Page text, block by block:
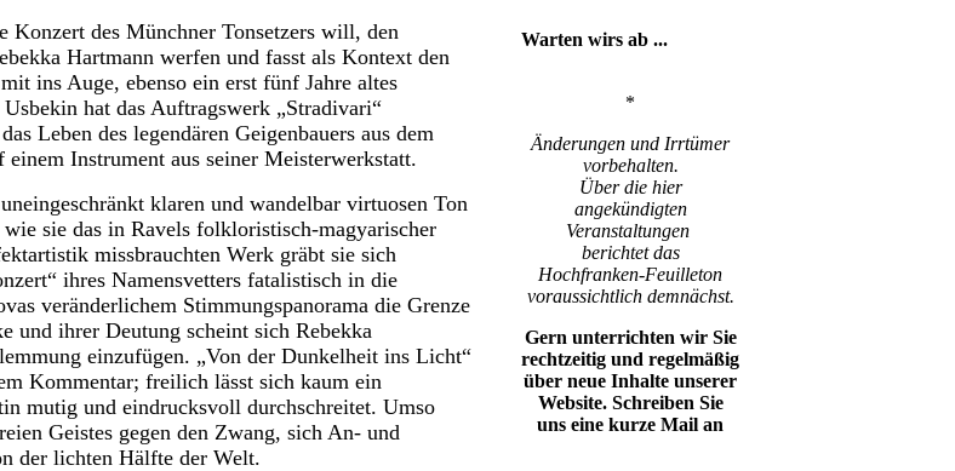
des Münchner Tonsetzers will, den
Hartmann werfen und fasst als Kontext den
ins Auge, ebenso ein erst fünf Jahre altes
hat das Auftragswerk „Stradivari“
Leben des legendären Geigenbauers aus dem
Instrument aus seiner Meisterwerkstatt.
klaren und wandelbar virtuosen Ton
sie das in Ravels folkloristisch-magyarischer
missbrauchten Werk gräbt sie sich
ihres Namensvetters fatalistisch in die
veränderlichem Stimmungspanorama die Grenze
und ihrer Deutung scheint sich Rebekka
einzufügen. „Von der Dunkelheit ins Licht“
Kommentar; freilich lässt sich kaum ein
mutig und eindrucksvoll durchschreitet. Umso
Geistes gegen den Zwang, sich An- und
der lichten Hälfte der Welt.
Warten wirs ab ...
*
Änderungen und Irrtümer
vorbehalten.
Über die hier
angekündigten
Veranstaltungen
berichtet das
Hochfranken-Feuilleton
voraussichtlich demnächst.
Gern unterrichten wir Sie
rechtzeitig und regelmäßig
über neue Inhalte unserer
Website. Schreiben Sie
uns eine kurze Mail an